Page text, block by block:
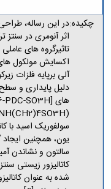
چکیده:در این رساله،
اثر آنومری در سنتز
تاثیرگروه های
اکسایش مولکول
دلیل پایداری و سطح
سولفوریک اسید با
یون، همچنین ایجاد
سالتون و نشاندن
کاتالیزور زیستی
شده به عنوان